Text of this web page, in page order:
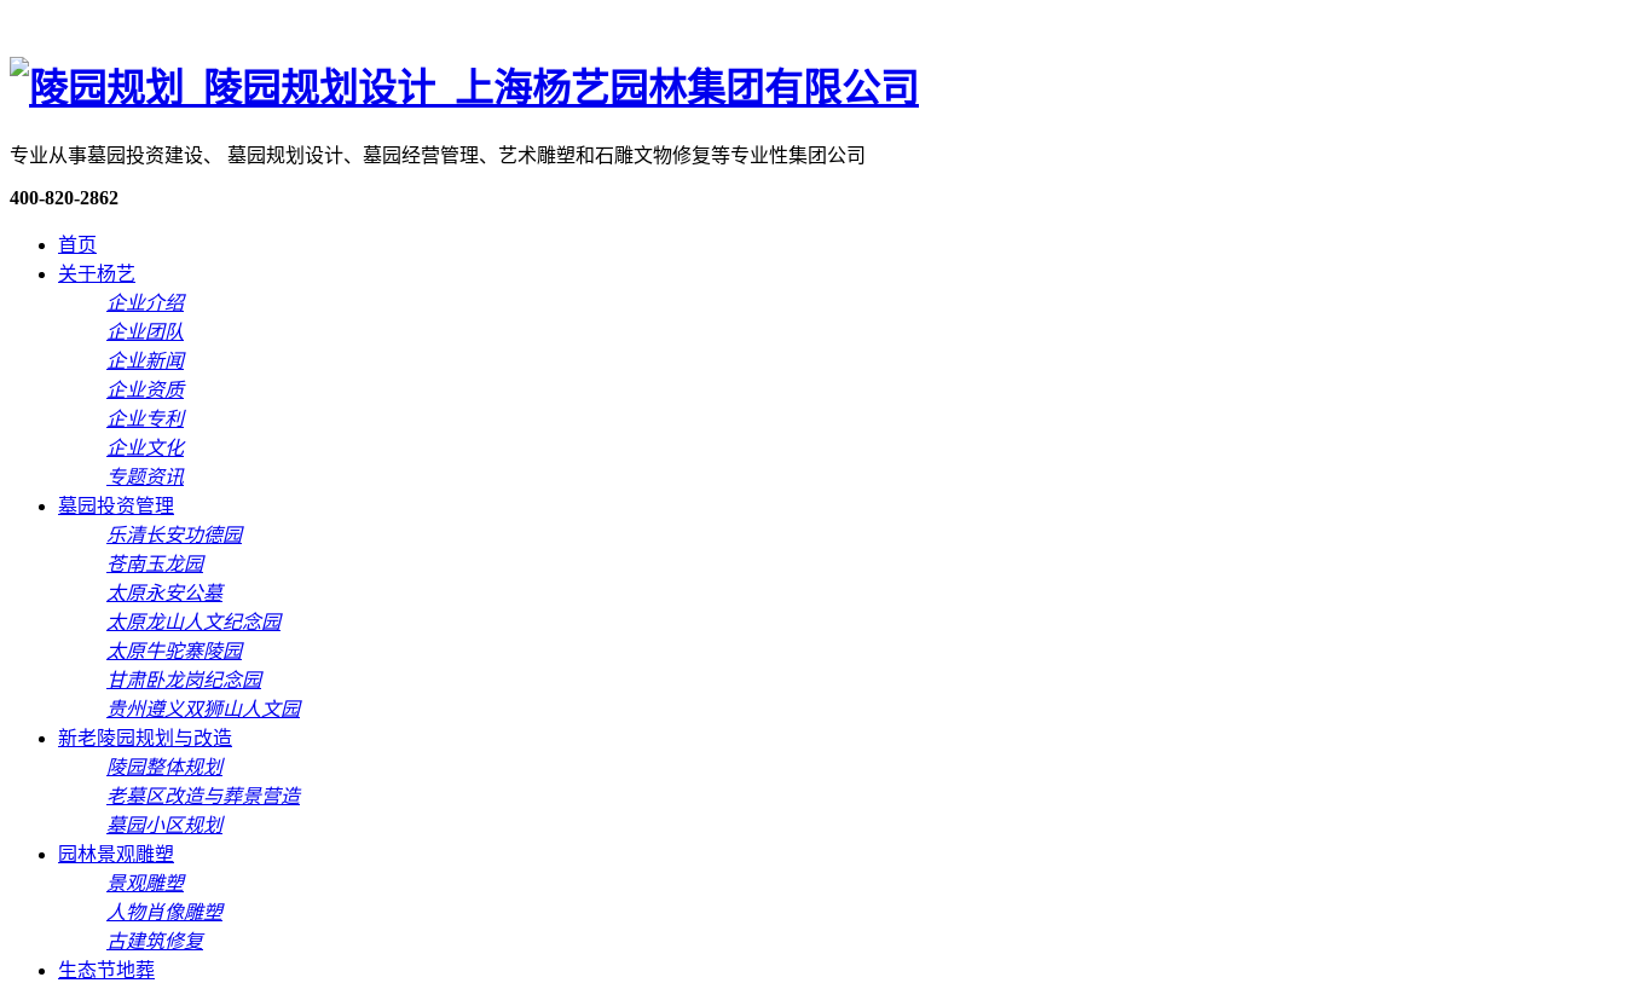
专业从事墓园投资建设、 墓园规划设计、墓园经营管理、艺术雕塑和石雕文物修复等专业性集团公司
400-820-2862
首页
关于杨艺
企业介绍
企业团队
企业新闻
企业资质
企业专利
企业文化
专题资讯
墓园投资管理
乐清长安功德园
苍南玉龙园
太原永安公墓
太原龙山人文纪念园
太原牛驼寨陵园
甘肃卧龙岗纪念园
贵州遵义双狮山人文园
新老陵园规划与改造
陵园整体规划
老墓区改造与葬景营造
墓园小区规划
园林景观雕塑
景观雕塑
人物肖像雕塑
古建筑修复
生态节地葬